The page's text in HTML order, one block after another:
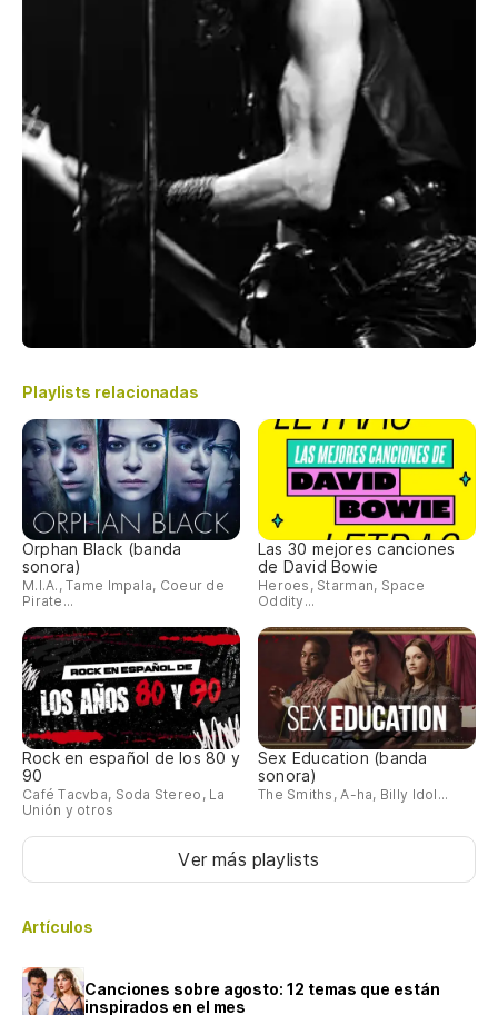
Playlists relacionadas
Orphan Black (banda
sonora)
M.I.A., Tame Impala, Coeur de
Pirate...
Las 30 mejores canciones
de David Bowie
Heroes, Starman, Space
Oddity...
Rock en español de los 80 y
90
Café Tacvba, Soda Stereo, La
Unión y otros
Sex Education (banda
sonora)
The Smiths, A-ha, Billy Idol...
Ver más playlists
Artículos
Canciones sobre agosto: 12 temas que están
inspirados en el mes